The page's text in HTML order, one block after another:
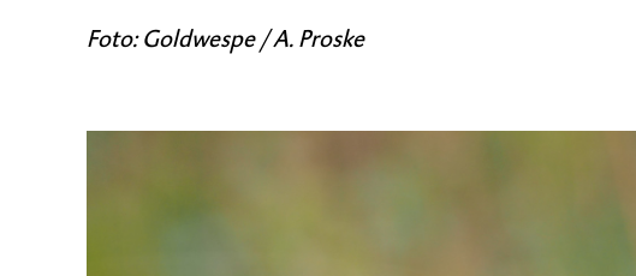
Foto: Goldwespe / A. Proske